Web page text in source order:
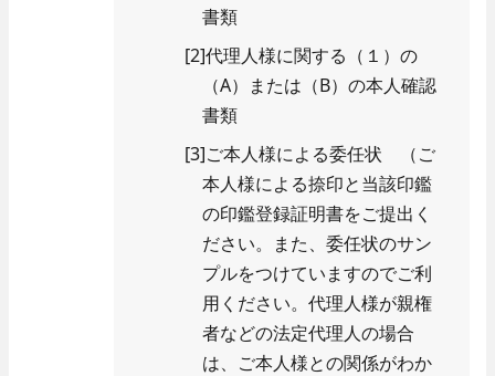
書類
[2]代理人様に関する（１）の
（A）または（B）の本人確認
書類
[3]ご本人様による委任状 （ご
本人様による捺印と当該印鑑
の印鑑登録証明書をご提出く
ださい。また、委任状のサン
プルをつけていますのでご利
用ください。代理人様が親権
者などの法定代理人の場合
は、ご本人様との関係がわか